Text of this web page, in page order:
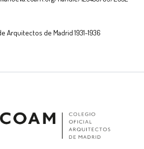
Arquitectos de Madrid 1931-1936